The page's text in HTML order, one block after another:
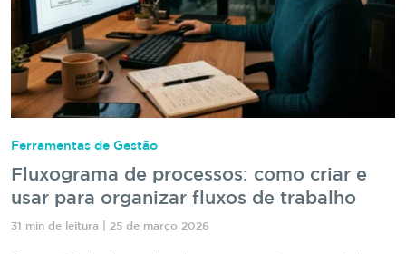
Ferramentas de Gestão
Fluxograma de processos: como criar e
usar para organizar fluxos de trabalho
31 min de leitura | 25 de março 2026